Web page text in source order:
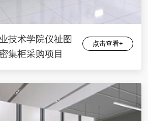
技术学院仪祉图
集柜采购项目
点击查看+